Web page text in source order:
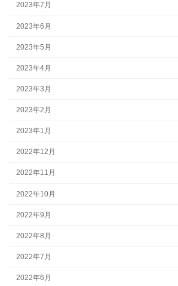
2023年7月
2023年6月
2023年5月
2023年4月
2023年3月
2023年2月
2023年1月
2022年12月
2022年11月
2022年10月
2022年9月
2022年8月
2022年7月
2022年6月